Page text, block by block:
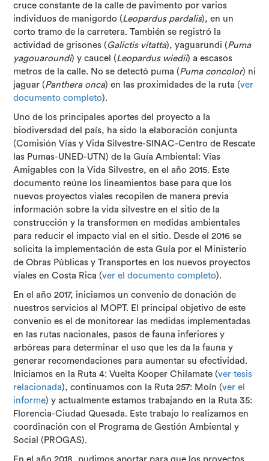
cruce constante de la calle de pavimento por varios
individuos de manigordo (Leopardus pardalis), en un
corto tramo de la carretera. También se registró la
actividad de grisones (Galictis vitatta), yaguarundi (Puma
yagouaroundi) y caucel (Leopardus wiedii) a escasos
metros de la calle. No se detectó puma (Puma concolor) ni
jaguar (Panthera onca) en las proximidades de la ruta (ver
documento completo).
Uno de los principales aportes del proyecto a la
biodiversdad del país, ha sido la elaboración conjunta
(Comisión Vías y Vida Silvestre-SINAC-Centro de Rescate
las Pumas-UNED-UTN) de la Guía Ambiental: Vías
Amigables con la Vida Silvestre, en el año 2015. Este
documento reúne los lineamientos base para que los
nuevos proyectos viales recopilen de manera previa
información sobre la vida silvestre en el sitio de la
construcción y la transformen en medidas ambientales
para reducir el impacto vial en el sitio. Desde el 2016 se
solicita la implementación de esta Guía por el Ministerio
de Obras Públicas y Transportes en los nuevos proyectos
viales en Costa Rica (ver el documento completo).
En el año 2017, iniciamos un convenio de donación de
nuestros servicios al MOPT. El principal objetivo de este
convenio es el de monitorear las medidas implementadas
en las rutas nacionales, pasos de fauna inferiores y
arbóreas para determinar el uso que les da la fauna y
generar recomendaciones para aumentar su efectividad.
Iniciamos en la Ruta 4: Vuelta Kooper Chilamate (ver tesis
relacionada), continuamos con la Ruta 257: Moín (ver el
informe) y actualmente estamos trabajando en la Ruta 35:
Florencia-Ciudad Quesada. Este trabajo lo realizamos en
coordinación con el Programa de Gestión Ambiental y
Social (PROGAS).